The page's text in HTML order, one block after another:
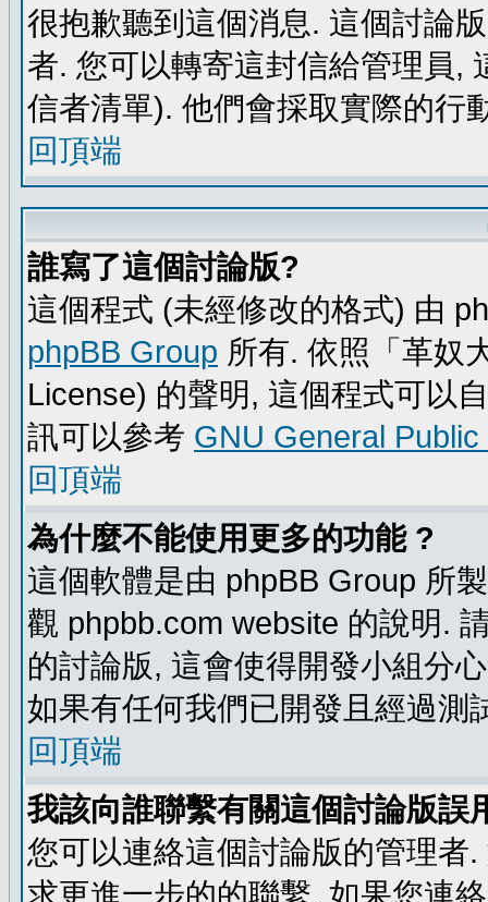
很抱歉聽到這個消息. 這個討論
者. 您可以轉寄這封信給管理員,
信者清單). 他們會採取實際的行
回頂端
誰寫了這個討論版?
這個程式 (未經修改的格式) 由
phpBB Group 所有. 依照「革奴
License) 的聲明, 這個程式可以
訊可以參考 GNU General
回頂端
為什麼不能使用更多的功能 ?
這個軟體是由 phpBB Group 所
觀 phpbb.com website 的說明.
的討論版, 這會使得開發小組分
如果有任何我們已開發且經過測
回頂端
我該向誰聯繫有關這個討論版誤
您可以連絡這個討論版的管理者
求更進一步的的聯繫. 如果您連